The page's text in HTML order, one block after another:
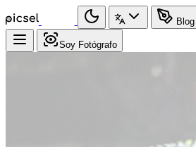
Blog
Soy Fotógrafo